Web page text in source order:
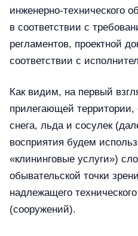
инженерно-технического
в соответствии с
регламентов, проектной
соответствии с
Как видим, на первый
прилегающей территории,
снега, льда и сосулек
восприятия будем
«клининговые услуги»)
обывательской точки
надлежащего
(сооружений).